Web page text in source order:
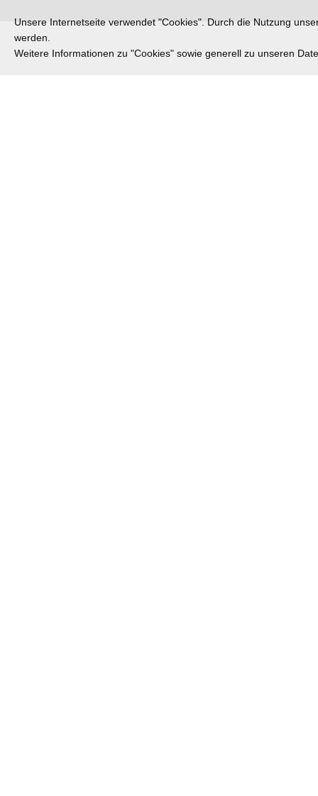
Unsere Internetseite verwendet "Cookies". Durch die Nutzung
werden.
Weitere Informationen zu "Cookies" sowie generell zu unseren